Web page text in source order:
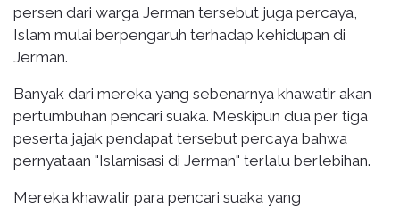
persen dari warga Jerman tersebut juga percaya,
Islam mulai berpengaruh terhadap kehidupan di
Jerman.
Banyak dari mereka yang sebenarnya khawatir akan
pertumbuhan pencari suaka. Meskipun dua per tiga
peserta jajak pendapat tersebut percaya bahwa
pernyataan "Islamisasi di Jerman" terlalu berlebihan.
Mereka khawatir para pencari suaka yang